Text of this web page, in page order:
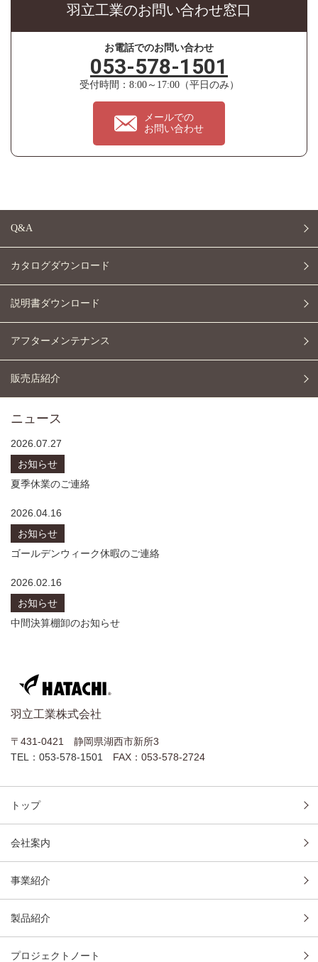
羽立工業のお問い合わせ窓口
お電話でのお問い合わせ
053-578-1501
受付時間：8:00～17:00（平日のみ）
メールでの
お問い合わせ
Q&A
カタログダウンロード
説明書ダウンロード
アフターメンテナンス
販売店紹介
ニュース
2026.07.27
お知らせ
夏季休業のご連絡
2026.04.16
お知らせ
ゴールデンウィーク休暇のご連絡
2026.02.16
お知らせ
中間決算棚卸のお知らせ
羽立工業株式会社
〒431-0421 静岡県湖西市新所3
TEL：053-578-1501 FAX：053-578-2724
トップ
会社案内
事業紹介
製品紹介
プロジェクトノート